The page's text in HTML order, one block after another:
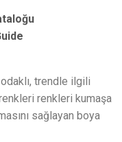
trendle ilgili
renkleri kumaşa
sağlayan boya